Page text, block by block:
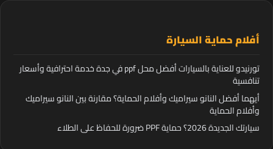
أفلام حماية السيارة
تورنيدو للعناية بالسيارات أفضل محل ppf في جدة خدمة احترافية وأسعار
تنافسية
أيهما أفضل النانو سيراميك وأفلام الحماية؟ مقارنة بين النانو سيراميك
وأفلام الحماية
سيارتك الجديدة 2026؟ حماية PPF ضرورة للحفاظ على الطلاء